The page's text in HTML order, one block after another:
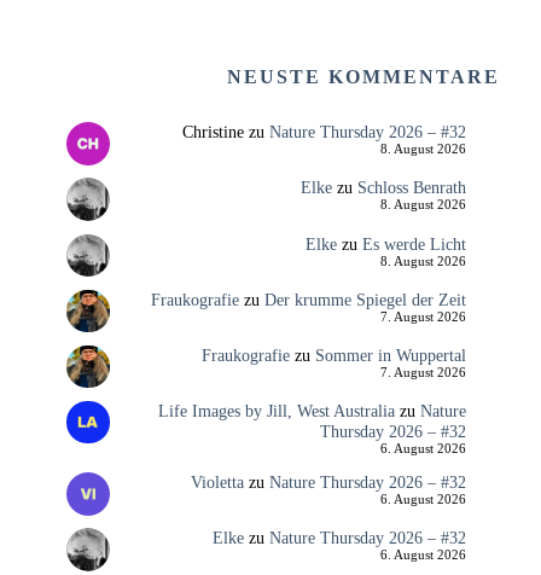
NEUSTE KOMMENTARE
Christinezu Nature Thursday 2026 – #32
8. August 2026
Elkezu Schloss Benrath
8. August 2026
Elkezu Es werde Licht
8. August 2026
Fraukografiezu Der krumme Spiegel der Zeit
7. August 2026
Fraukografiezu Sommer in Wuppertal
7. August 2026
Life Images by Jill, West Australiazu Nature
Thursday 2026 – #32
6. August 2026
Violettazu Nature Thursday 2026 – #32
6. August 2026
Elkezu Nature Thursday 2026 – #32
6. August 2026